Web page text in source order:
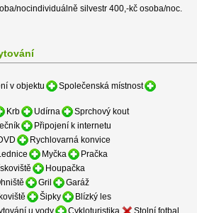
nocindividuálně silvestr 400,-kč osoba/noc.
v objektu
Společenská místnost
Krb Udírna
Sprchový kout
Připojení k internetu
Rychlovarná konvice
Myčka
Pračka
Houpačka
Gril
Garáž
Šipky
Blízký les
u vody Cykloturistika Stolní fotbal